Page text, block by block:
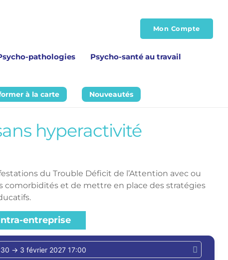
Mon Compte
pathologies
Psycho-santé au travail
à la carte Nouveautés
hyperactivité
du Trouble Déficit de l’Attention avec ou
comorbidités et de mettre en place des stratégies
entreprise